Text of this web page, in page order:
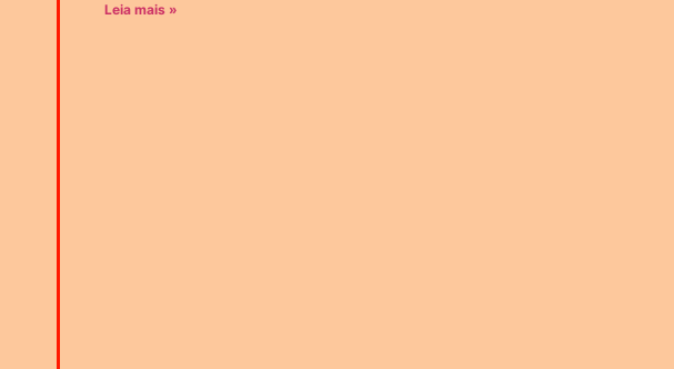
Leia mais »